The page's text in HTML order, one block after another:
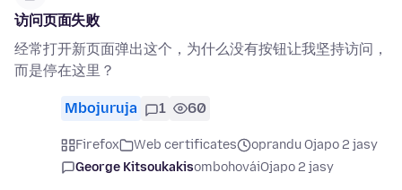
访问页面失败
经常打开新页面弹出这个，为什么没有按钮让我坚持访问，
而是停在这里？
Mbojuruja 1 60
Firefox Web certificates
oprandu Ojapo 2 jasy
George KitsoukakisombohováiOjapo 2 jasy